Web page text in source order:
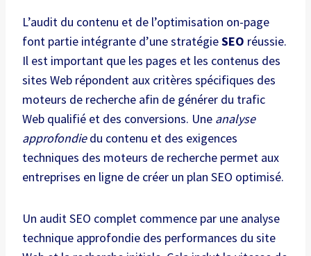
L’audit du contenu et de l’optimisation on-page
font partie intégrante d’une stratégieSEO réussie.
Il est important que les pages et les contenus des
sites Web répondent aux critères spécifiques des
moteurs de recherche afin de générer du trafic
Web qualifié et des conversions. Une analyse
approfondiedu contenu et des exigences
techniques des moteurs de recherche permet aux
entreprises en ligne de créer un plan SEO optimisé.
Un audit SEO complet commence par une analyse
technique approfondie des performances du site